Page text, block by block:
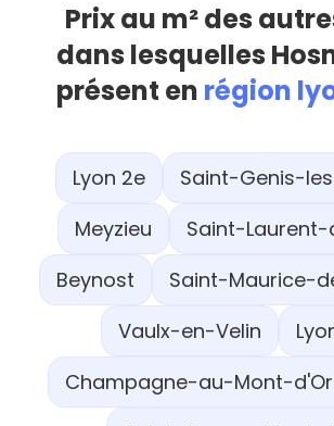
Prix au m² des
dans lesquelles
présent en région
Lyon 2e
Saint-Genis-
Meyzieu
Saint-
Beynost
Saint-Maurice-
Vaulx-en-Velin
Champagne-au-Mont-d'Or